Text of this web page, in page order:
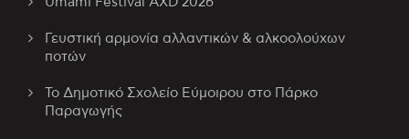
Γευστική αρμονία αλλαντικών & αλκοολούχων
ποτών
Το Δημοτικό Σχολείο Εύμοιρου στο Πάρκο
Παραγωγής